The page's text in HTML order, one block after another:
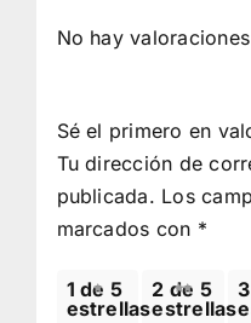
No hay
Sé el primero en
Tu dirección de
publicada. Los
marcados con *
1 de 5
estrellas
2 de 5
estrellas